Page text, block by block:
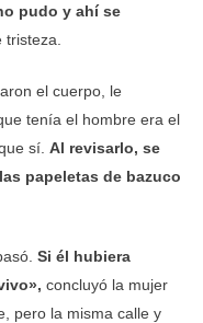
pudo y ahí se
el cuerpo, le
tenía el hombre era el
sí. Al revisarlo, se
papeletas de bazuco
Si él hubiera
concluyó la mujer
pero la misma calle y